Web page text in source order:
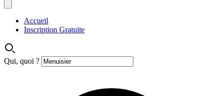
Accueil
Inscription Gratuite
Qui, quoi ?